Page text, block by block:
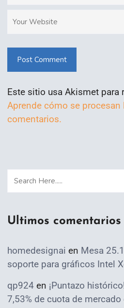
Post Comment
Este sitio usa Akismet para
Aprende cómo se
comentarios.
Ultimos comentarios
homedesignai en Mesa
soporte para gráficos Intel
qp924 en ¡Puntazo
7,53% de cuota de mercado